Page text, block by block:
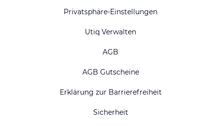
Privatsphäre-Einstellungen
Utiq Verwalten
AGB
AGB Gutscheine
Erklärung zur Barrierefreiheit
Sicherheit